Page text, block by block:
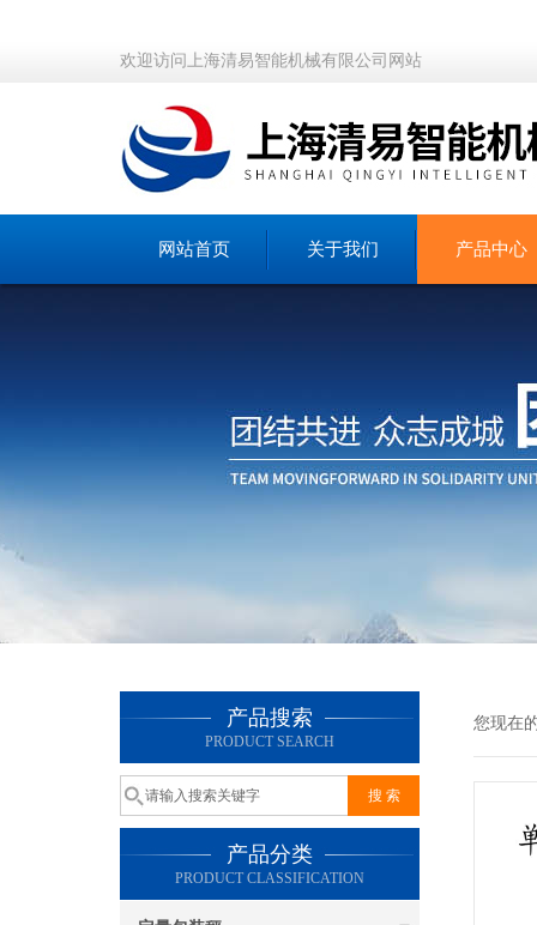
欢迎访问上海清易智能机械有限公司网站
网站首页 关于我们 产品中心
产品搜索
PRODUCT SEARCH
产品分类
PRODUCT CLASSIFICATION
您现在